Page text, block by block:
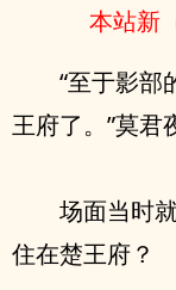
本站新
“至于影部
王府了。”莫君
场面当时
住在楚王府？